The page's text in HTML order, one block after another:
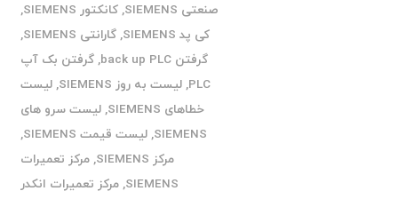
صنعتی SIEMENS
,کانکتور SIEMENS
,
کی پد SIEMENS
,گارانتی SIEMENS
,
گرفتن back up PLC
,گرفتن بک آپ
PLC
,لیست به روز SIEMENS ,لیست
خطاهای SIEMENS
,لیست سرو های
SIEMENS
,لیست قیمت SIEMENS
,
مرکز SIEMENS
,مرکز تعمیرات
SIEMENS
,مرکز تعمیرات انکدر